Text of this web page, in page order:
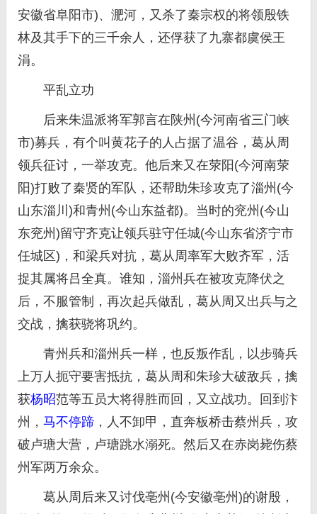
安徽省阜阳市)、淝河，又杀了秦宗权的将领殷铁
林及其手下的三千余人，还俘获了九寨都虞侯王
涓。
平乱立功
后来朱温派将军郭言在陕州(今河南省三门峡
市)募兵，有个叫黄花子的人占据了温谷，葛从周
领兵征讨，一举攻克。他后来又在荥阳(今河南荥
阳)打败了秦贤的军队，还帮助朱珍攻克了淄州(今
山东淄川)和青州(今山东益都)。当时的兖州(今山
东兖州)留守齐克让领兵驻守任城(今山东省济宁市
任城区)，和梁兵对抗，葛从周率军大败齐军，活
捉其属将吕全真。谁知，淄州兵在被攻克降伏之
后，不服管制，再次起兵做乱，葛从周又出兵与之
交战，擒获骁将巩约。
青州兵和淄州兵一样，也反叛作乱，以步骑兵
上万人扼守要害抵抗，葛从周和朱珍大破敌兵，擒
获杨昭范等五员大将得胜而回，又立战功。回到汴
州， 马不停蹄 ，人不卸甲，直奔板桥击蔡州兵，攻
破卢瑭大营，卢瑭跳水溺死。然后又在赤岗毙伤蔡
州军两万余众。
葛从周后来又讨伐亳州(今安徽亳州)的谢殷，